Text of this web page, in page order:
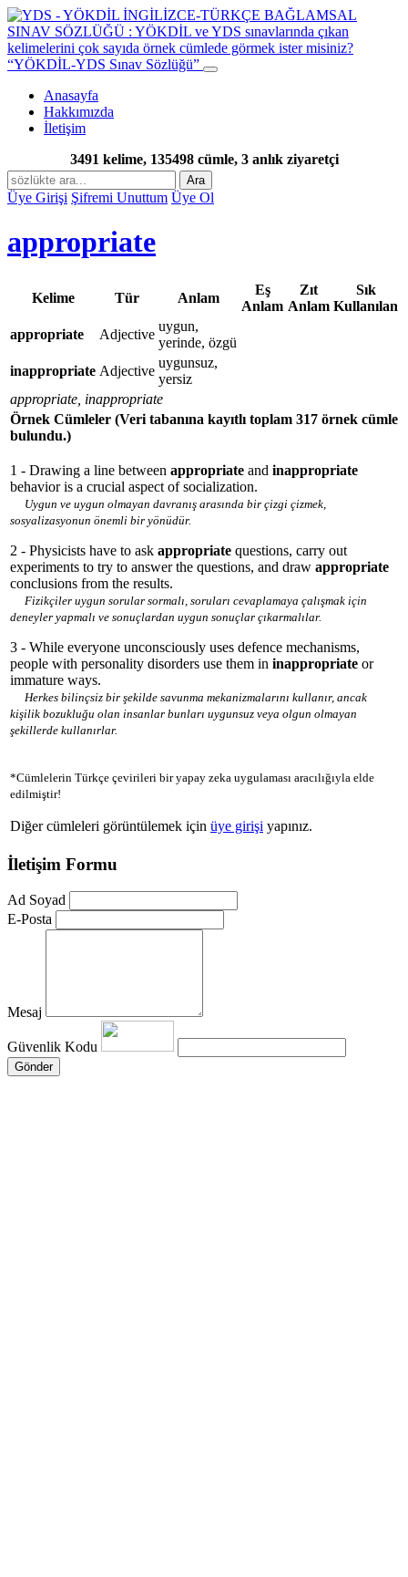
“YÖKDİL-YDS Sınav Sözlüğü”
Anasayfa
Hakkımızda
İletişim
3491 kelime, 135498 cümle, 3 anlık ziyaretçi
Ara
Üye Girişi Şifremi Unuttum Üye Ol
appropriate
Kelime Tür Anlam
Eş
Anlam
Zıt
Anlam
Sık
Kullanılan
appropriate
Adjective
uygun,
yerinde, özgü
inappropriate Adjective
uygunsuz,
yersiz
appropriate, inappropriate
Örnek Cümleler (Veri tabanına kayıtlı toplam 317 örnek cümle
bulundu.)
1 - Drawing a line between appropriate and inappropriate
behavior is a crucial aspect of socialization.
Uygun ve uygun olmayan davranış arasında bir çizgi çizmek,
sosyalizasyonun önemli bir yönüdür.
2 - Physicists have to ask appropriate questions, carry out
experiments to try to answer the questions, and draw appropriate
conclusions from the results.
Fizikçiler uygun sorular sormalı, soruları cevaplamaya çalışmak için
deneyler yapmalı ve sonuçlardan uygun sonuçlar çıkarmalılar.
3 - While everyone unconsciously uses defence mechanisms,
people with personality disorders use them in inappropriate or
immature ways.
Herkes bilinçsiz bir şekilde savunma mekanizmalarını kullanır, ancak
kişilik bozukluğu olan insanlar bunları uygunsuz veya olgun olmayan
şekillerde kullanırlar.
*Cümlelerin Türkçe çevirileri bir yapay zeka uygulaması aracılığıyla elde
edilmiştir!
Diğer cümleleri görüntülemek için üye girişi yapınız.
İletişim Formu
Ad Soyad
E-Posta
Mesaj
Güvenlik Kodu
Gönder